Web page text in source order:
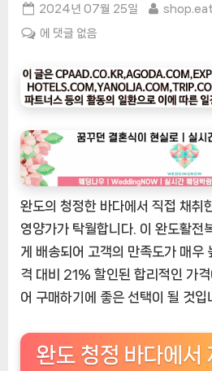
Posted
on
2024년 07월 25일 By
[잇
나
우
ㅣ
인
기
상
품]
완
도
활
전
1kg
소
팩
에 댓글 없음
완도의 청정한 바다에서 직접 채취
영양가가 탁월합니다. 이 완도활전
게 배송되어 고객의 만족도가 매우
격 대비 21% 할인된 합리적인 가
어 구매하기에 좋은 선택이 될 것입
완도 청정 바다에서